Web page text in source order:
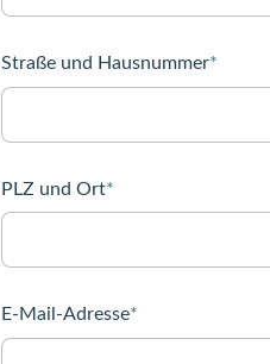
Pflichtfeld
Straße und Hausnummer*
Pflichtfeld
PLZ und Ort*
Pflichtfeld
E-Mail-Adresse*